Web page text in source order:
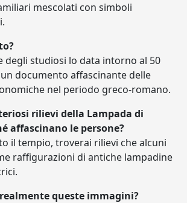
mescolati con simboli
degli studiosi lo data intorno al 50
documento affascinante delle
nel periodo greco-romano.
rilievi della Lampada di
affascinano le persone?
il tempio, troverai rilievi che alcuni
raffigurazioni di antiche lampadine
queste immagini?